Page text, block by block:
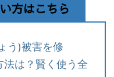
方はこちら
う)被害を修
は？賢く使う全